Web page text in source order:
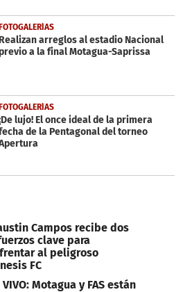
FOTOGALERÍAS
Realizan arreglos al estadio Nacional
a la final Motagua-Saprissa
FOTOGALERÍAS
lujo! El once ideal de la primera
de la Pentagonal del torneo
Campos recibe dos
clave para
al peligroso
FC
VIVO: Motagua y FAS están